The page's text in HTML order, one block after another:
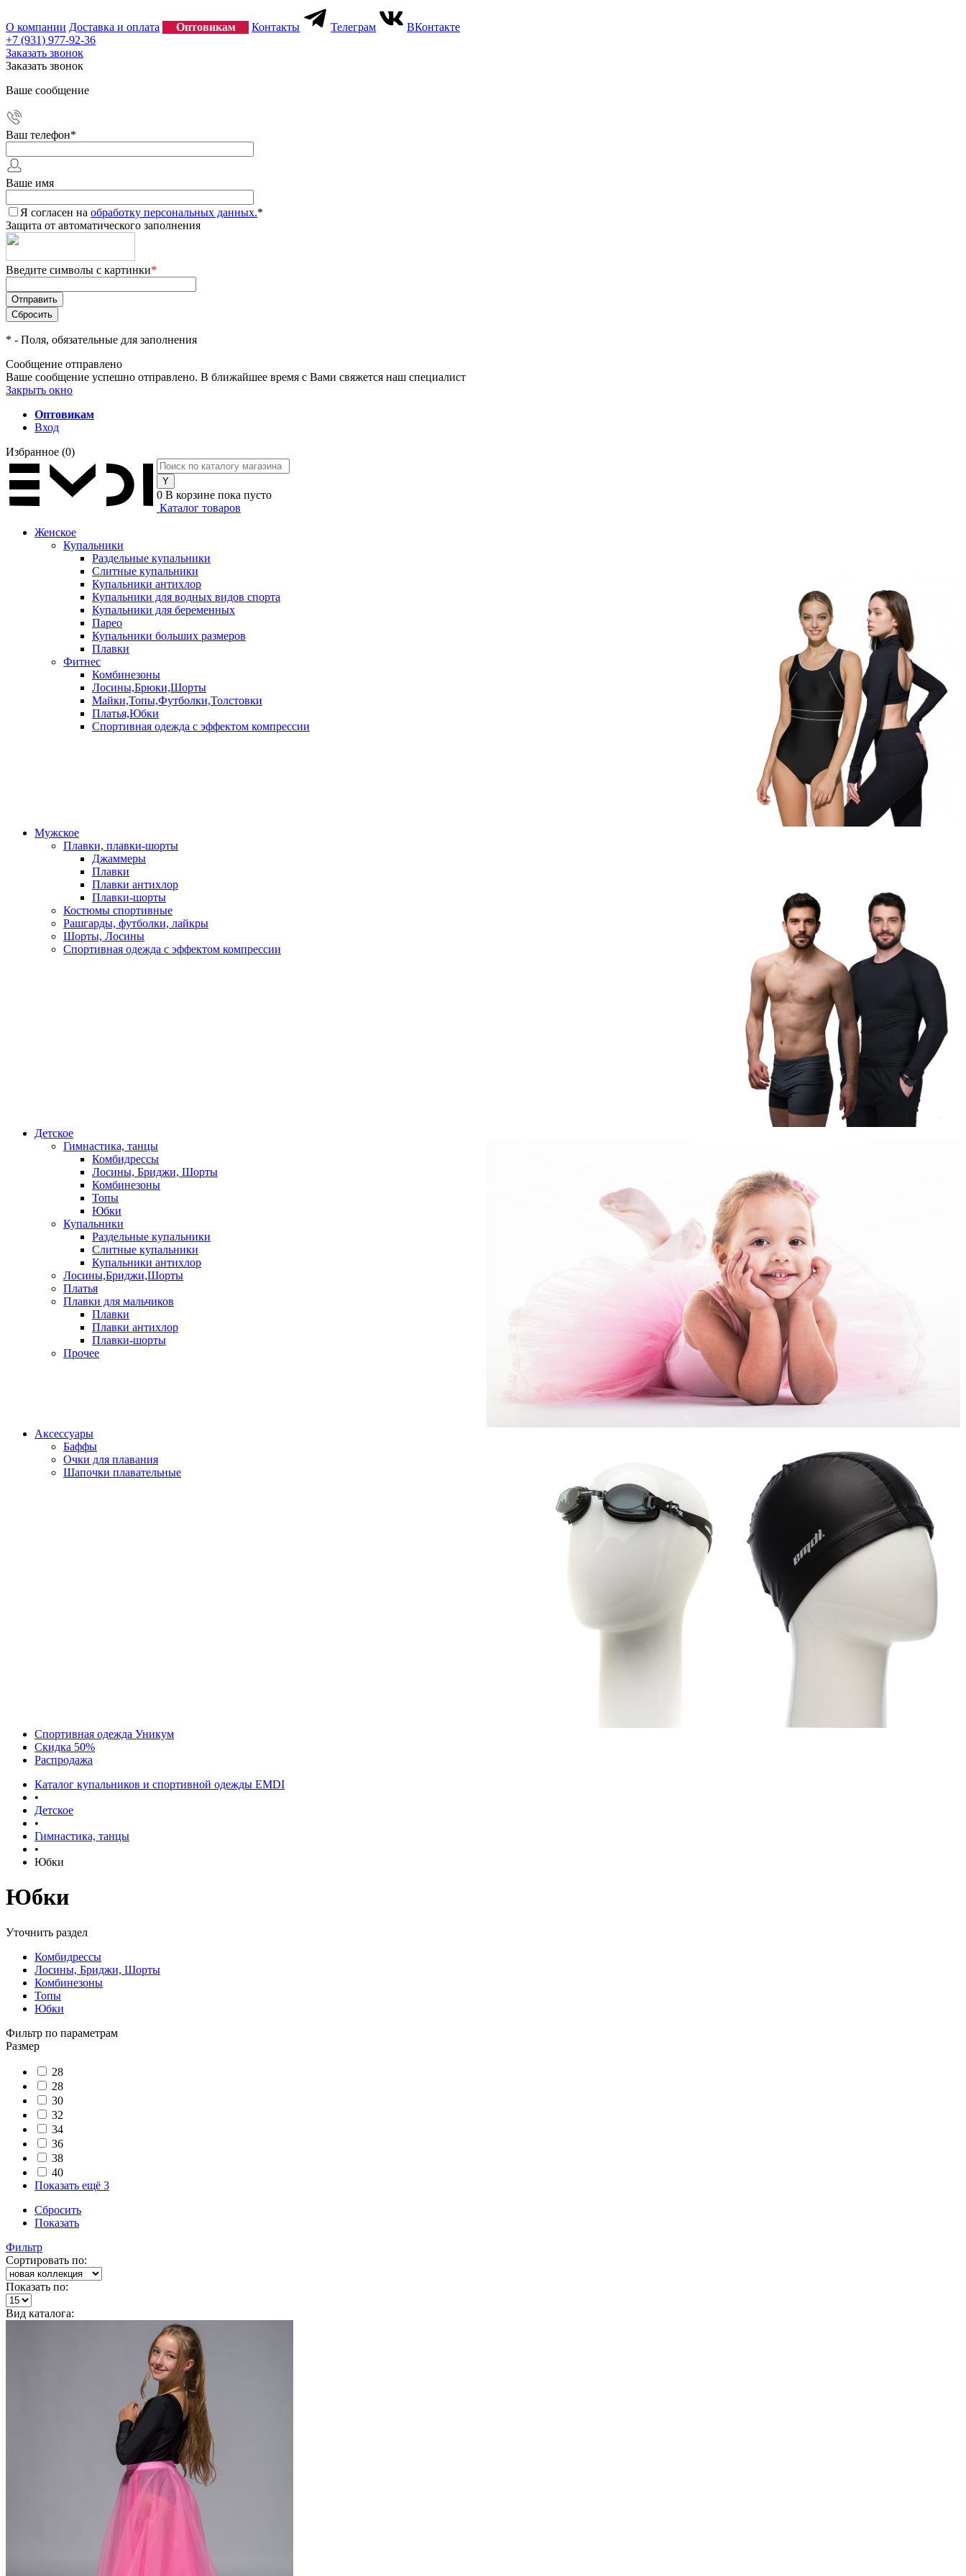
О компании Доставка и оплата Оптовикам Контакты Телеграм
ВКонтакте
+7 (931) 977-92-36
Заказать звонок
Заказать звонок
Ваше сообщение
Ваш телефон*
Ваше имя
Я согласен на обработку персональных данных.*
Защита от автоматического заполнения
Введите символы с картинки*
* - Поля, обязательные для заполнения
Сообщение отправлено
Ваше сообщение успешно отправлено. В ближайшее время с Вами свяжется наш специалист
Закрыть окно
Оптовикам
Вход
Избранное (0)
0 В корзине пока пусто
Каталог товаров
Женское
Купальники
Раздельные купальники
Слитные купальники
Купальники антихлор
Купальники для водных видов спорта
Купальники для беременных
Парео
Купальники больших размеров
Плавки
Фитнес
Комбинезоны
Лосины,Брюки,Шорты
Майки,Топы,Футболки,Толстовки
Платья,Юбки
Спортивная одежда с эффектом компрессии
Мужское
Плавки, плавки-шорты
Джаммеры
Плавки
Плавки антихлор
Плавки-шорты
Костюмы спортивные
Рашгарды, футболки, лайкры
Шорты, Лосины
Спортивная одежда с эффектом компрессии
Детское
Гимнастика, танцы
Комбидрессы
Лосины, Бриджи, Шорты
Комбинезоны
Топы
Юбки
Купальники
Раздельные купальники
Слитные купальники
Купальники антихлор
Лосины,Бриджи,Шорты
Платья
Плавки для мальчиков
Плавки
Плавки антихлор
Плавки-шорты
Прочее
Аксессуары
Баффы
Очки для плавания
Шапочки плавательные
Спортивная одежда Уникум
Скидка 50%
Распродажа
Каталог купальников и спортивной одежды EMDI
•
Детское
•
Гимнастика, танцы
•
Юбки
Юбки
Уточнить раздел
Комбидрессы
Лосины, Бриджи, Шорты
Комбинезоны
Топы
Юбки
Фильтр по параметрам
Размер
28
28
30
32
34
36
38
40
Показать ещё 3
Сбросить
Показать
Фильтр
Сортировать по:
Показать по:
Вид каталога: